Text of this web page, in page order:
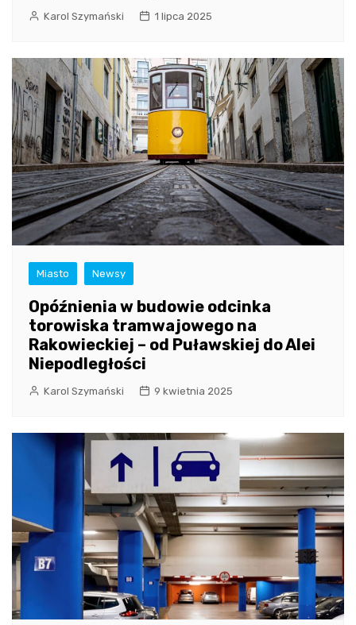
Karol Szymański 1 lipca 2025
Miasto Newsy
Opóźnienia w budowie odcinka
torowiska tramwajowego na
Rakowieckiej – od Puławskiej do Alei
Niepodległości
Karol Szymański 9 kwietnia 2025